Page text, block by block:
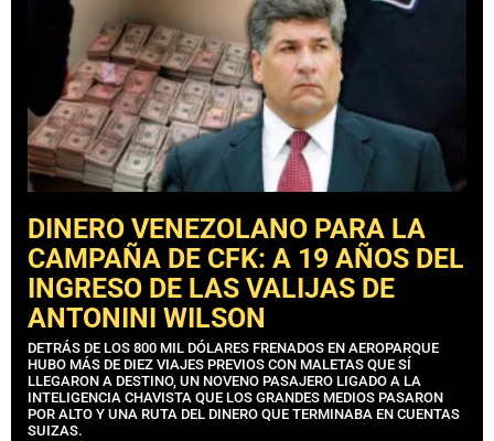
DINERO VENEZOLANO PARA LA
CAMPAÑA DE CFK: A 19 AÑOS DEL
INGRESO DE LAS VALIJAS DE
ANTONINI WILSON
DETRÁS DE LOS 800 MIL DÓLARES FRENADOS EN AEROPARQUE
HUBO MÁS DE DIEZ VIAJES PREVIOS CON MALETAS QUE SÍ
LLEGARON A DESTINO, UN NOVENO PASAJERO LIGADO A LA
INTELIGENCIA CHAVISTA QUE LOS GRANDES MEDIOS PASARON
POR ALTO Y UNA RUTA DEL DINERO QUE TERMINABA EN CUENTAS
SUIZAS.